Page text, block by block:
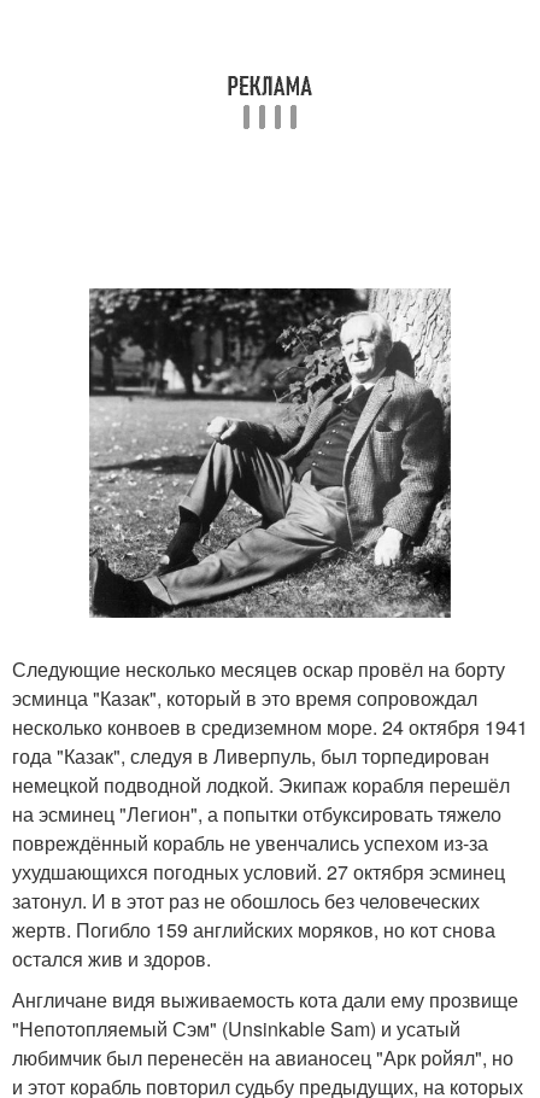
Следующие несколько месяцев оскар провёл на борту
эсминца "Казак", который в это время сопровождал
несколько конвоев в средиземном море. 24 октября 1941
года "Казак", следуя в Ливерпуль, был торпедирован
немецкой подводной лодкой. Экипаж корабля перешёл
на эсминец "Легион", а попытки отбуксировать тяжело
повреждённый корабль не увенчались успехом из-за
ухудшающихся погодных условий. 27 октября эсминец
затонул. И в этот раз не обошлось без человеческих
жертв. Погибло 159 английских моряков, но кот снова
остался жив и здоров.
Англичане видя выживаемость кота дали ему прозвище
"Непотопляемый Сэм" (Unsinkable Sam) и усатый
любимчик был перенесён на авианосец "Арк ройял", но
и этот корабль повторил судьбу предыдущих, на которых